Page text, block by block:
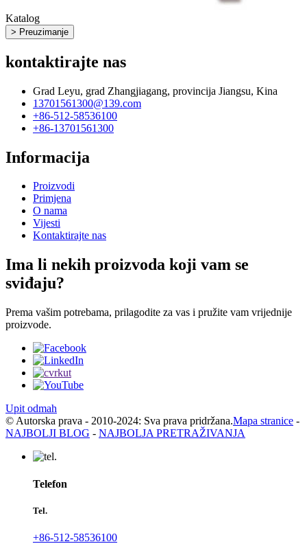
Katalog
> Preuzimanje
kontaktirajte nas
Grad Leyu, grad Zhangjiagang, provincija Jiangsu, Kina
13701561300@139.com
+86-512-58536100
+86-13701561300
Informacija
Proizvodi
Primjena
O nama
Vijesti
Kontaktirajte nas
Ima li nekih proizvoda koji vam se
sviđaju?
Prema vašim potrebama, prilagodite za vas i pružite vam vrijednije
proizvode.
Upit odmah
© Autorska prava - 2010-2024: Sva prava pridržana.Mapa stranice -
NAJBOLJI BLOG - NAJBOLJA PRETRAŽIVANJA
Telefon
Tel.
+86-512-58536100